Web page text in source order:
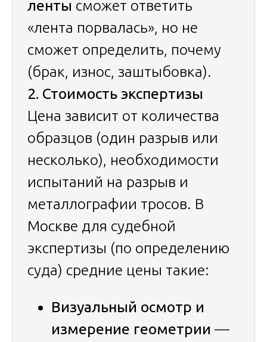
ленты сможет ответить
«лента порвалась», но не
сможет определить, почему
(брак, износ, заштыбовка).
2. Стоимость экспертизы
Цена зависит от количества
образцов (один разрыв или
несколько), необходимости
испытаний на разрыв и
металлографии тросов. В
Москве для судебной
экспертизы (по определению
суда) средние цены такие:
Визуальный осмотр и
измерение геометрии —